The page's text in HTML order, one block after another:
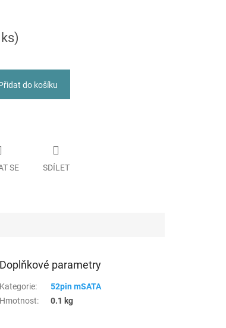
do košíku
SE SDÍLET
Doplňkové parametry
Kategorie:
52pin mSATA
Hmotnost: 0.1 kg